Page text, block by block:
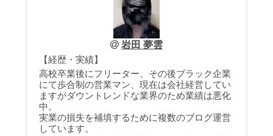
岩田 夢雲
【経歴・実績】
高校卒業後にフリーター、その後ブラック企業
にて歩合制の営業マン、現在は会社経営してい
ますがダウントレンドな業界のため業績は悪化
中。
実業の損失を補填するために複数のブログ運営
しています。